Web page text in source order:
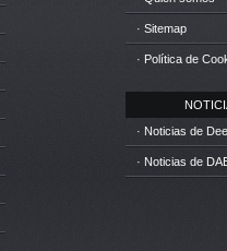
· Sitemap
· Política de
· Noticias de
· Noticias de